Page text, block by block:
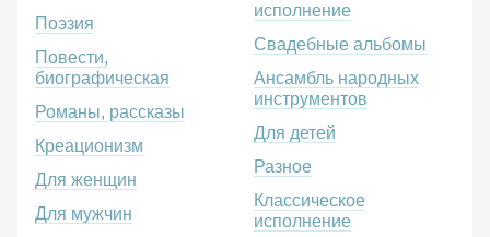
Поэзия
Повести,
биографическая
Романы, рассказы
Креационизм
Для женщин
Для мужчин
исполнение
Свадебные альбомы
Ансамбль народных
инструментов
Для детей
Разное
Классическое
исполнение